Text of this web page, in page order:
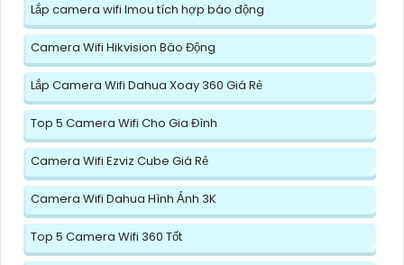
Lắp camera wifi Imou tích hợp báo động
Camera Wifi Hikvision Báo Động
Lắp Camera Wifi Dahua Xoay 360 Giá Rẻ
Top 5 Camera Wifi Cho Gia Đình
Camera Wifi Ezviz Cube Giá Rẻ
Camera Wifi Dahua Hình Ảnh 3K
Top 5 Camera Wifi 360 Tốt